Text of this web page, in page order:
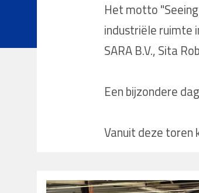
Het motto
industriële ruimte
SARA B.V., Sita
Een bijzondere
Vanuit deze toren